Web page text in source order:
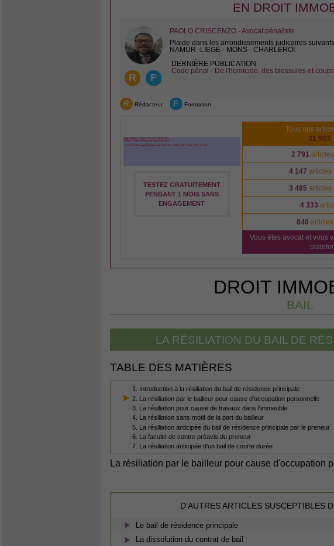
EN DROIT
R F
PAOLO CRISCENZO - Avocat pénaliste
Plaide dans les arrondissements judicaires
NAMUR -LIEGE - MONS - CHARLEROI
DERNIÈRE PUBLICATION
Code pénal - De l'homicide, des blessures et
R Rédacteur F Formation
TESTEZ GRATUITEMENT
PENDANT 1 MOIS SANS
ENGAGEMENT
Tous nos
31 993
2 791
4 147
3 485
4 333
840
Vous êtes avocat et vous
DROIT
BAIL
LA RÉSILIATION DU BAIL DE
TABLE DES MATIÈRES
1. Introduction à la résiliation du bail de résidence principale
2. La résiliation par le bailleur pour cause d'occupation personnelle
3. La résiliation pour cause de travaux dans l'immeuble
4. La résiliation sans motif de la part du bailleur
5. La résiliation anticipée du bail de résidence principale par le preneur
6. La faculté de contre préavis du preneur
7. La résiliation anticipée d'un bail de courte durée
La résiliation par le bailleur pour cause d'occupation
D'AUTRES ARTICLES SUSCEPTIBLES
Le bail de résidence principale
La dissolution du contrat de bail